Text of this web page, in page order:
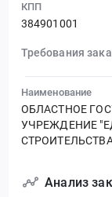
КПП
384901001
Требования
Наименование
ОБЛАСТНОЕ
УЧРЕЖДЕНИЕ
Анализ